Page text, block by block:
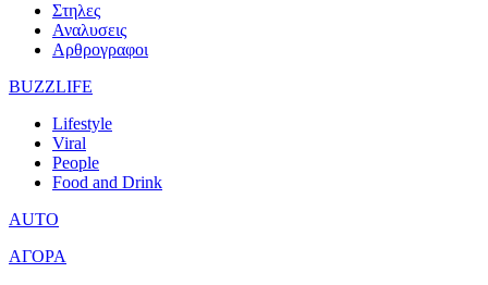
Στηλες
Αναλυσεις
Αρθρογραφοι
BUZZLIFE
Lifestyle
Viral
People
Food and Drink
AUTO
ΑΓΟΡΑ